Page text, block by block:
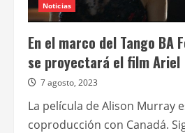
Noticias
En el marco del Tango BA
se proyectará el film Ariel
7 agosto, 2023
La película de Alison Murray
coproducción con Canadá.